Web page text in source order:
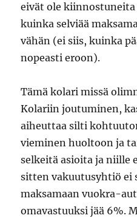
eivät ole kiinnostuneita
kuinka selviää
vähän (ei siis, kuinka
nopeasti eroon).
Tämä kolari missä
Kolariin joutuminen,
aiheuttaa silti
vieminen huoltoon ja
selkeitä asioita ja niille
sitten vakuutusyhtiö ei
maksamaan vuokra-
omavastuuksi jää 6%.